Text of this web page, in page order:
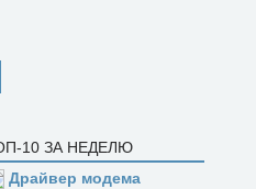
10 ЗА НЕДЕЛЮ
Драйвер модема